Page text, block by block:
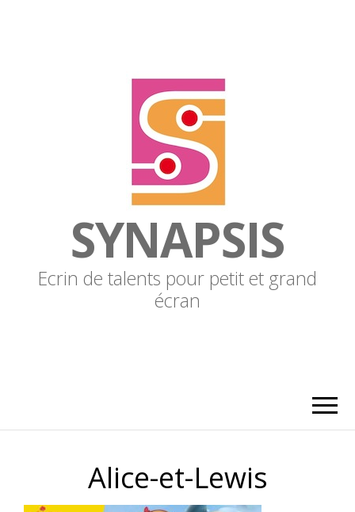
SYNAPSIS
Ecrin de talents pour petit et grand
écran
Alice-et-Lewis